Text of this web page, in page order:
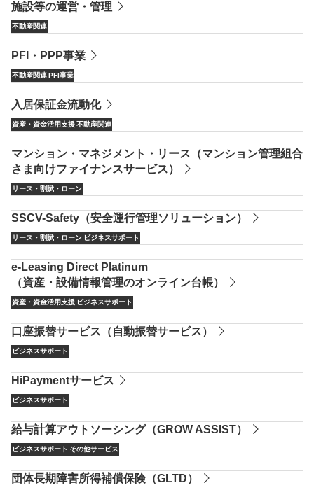
施設等の運営・管理
不動産関連
PFI・PPP事業
不動産関連PFI事業
入居保証金流動化
資産・資金活用支援不動産関連
マンション・マネジメント・リース（マンション管理組合
さま向けファイナンスサービス）
リース・割賦・ローン
SSCV-Safety（安全運行管理ソリューション）
リース・割賦・ローン ビジネスサポート
e-Leasing Direct Platinum
（資産・設備情報管理のオンライン台帳）
資産・資金活用支援 ビジネスサポート
口座振替サービス（自動振替サービス）
ビジネスサポート
HiPaymentサービス
ビジネスサポート
給与計算アウトソーシング（GROW ASSIST）
ビジネスサポート その他サービス
団体長期障害所得補償保険（GLTD）